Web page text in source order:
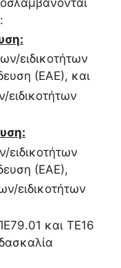
ειδικοτήτων
(ΕΑΕ), και
ειδικοτήτων
ειδικοτήτων
(ΕΑΕ),
ειδικοτήτων
και ΤΕ16